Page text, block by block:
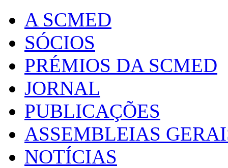
A SCMED
SÓCIOS
PRÉMIOS DA SCMED
JORNAL
PUBLICAÇÕES
ASSEMBLEIAS
NOTÍCIAS